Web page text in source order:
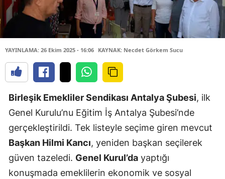
YAYINLAMA: 26 Ekim 2025 - 16:06 KAYNAK: Necdet Görkem Sucu
Birleşik Emekliler Sendikası Antalya Şubesi, ilk
Genel Kurulu’nu Eğitim İş Antalya Şubesi’nde
gerçekleştirildi. Tek listeyle seçime giren mevcut
Başkan Hilmi Kancı, yeniden başkan seçilerek
güven tazeledi. Genel Kurul’da yaptığı
konuşmada emeklilerin ekonomik ve sosyal